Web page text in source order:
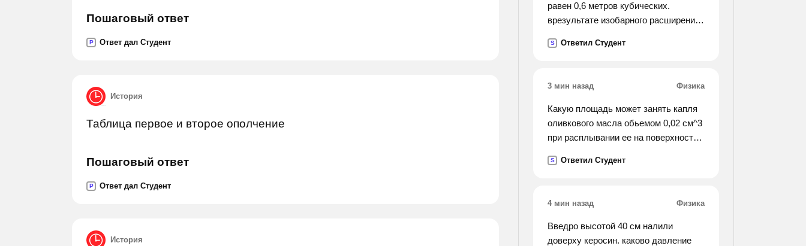
Пошаговый ответ
P Ответ дал Студент
История
Таблица первое и второе ополчение
Пошаговый ответ
P Ответ дал Студент
История
равен 0,6 метров кубических.
врезультате изобарного расширения
кубических. какой стала температура
S Ответил Студент
3 мин назад Физика
Какую площадь может занять капля
оливкового масла обьемом 0,02 см^3
при расплывании ее на поверхности
S Ответил Студент
4 мин назад Физика
Введро высотой 40 см налили
доверху керосин. каково давление